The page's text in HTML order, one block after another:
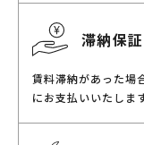
滞納保証
賃料滞納があった場
にお支払いいたします